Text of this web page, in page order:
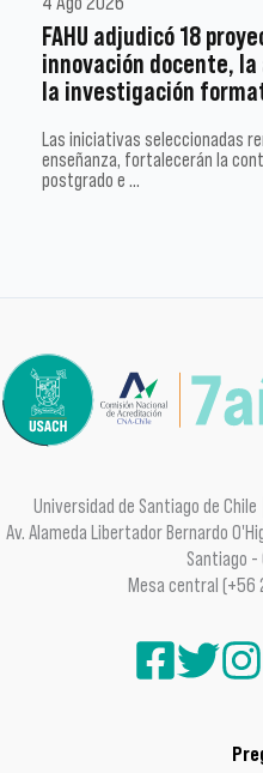
FAHU adjudicó 18
innovación docente,
la investigación
Las iniciativas seleccionadas
enseñanza, fortalecerán la
postgrado e …
Universidad de Santiago de
Av. Alameda Libertador Bernardo
Santiago -
Mesa central (+56